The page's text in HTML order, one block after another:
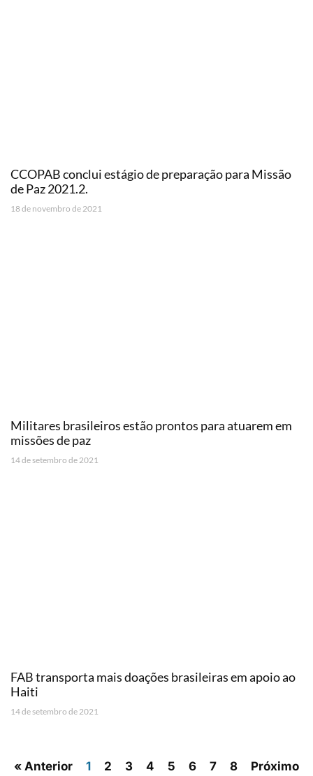
CCOPAB conclui estágio de preparação para Missão
de Paz 2021.2.
18 de novembro de 2021
Militares brasileiros estão prontos para atuarem em
missões de paz
14 de setembro de 2021
FAB transporta mais doações brasileiras em apoio ao
Haiti
14 de setembro de 2021
« Anterior 1 2 3 4 5 6 7 8
Próximo